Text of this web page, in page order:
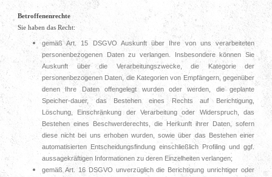
Betroffenenrechte
Sie haben das Recht:
gemäß Art. 15 DSGVO Auskunft über Ihre von uns verarbeiteten
personenbezogenen Daten zu verlangen. Insbesondere können Sie
Auskunft über die Verarbeitungszwecke, die Kategorie der
personenbezogenen Daten, die Kategorien von Empfängern, gegenüber
denen Ihre Daten offengelegt wurden oder werden, die geplante
Speicher-dauer, das Bestehen eines Rechts auf Berichtigung,
Löschung, Einschränkung der Verarbeitung oder Widerspruch, das
Bestehen eines Beschwerderechts, die Herkunft ihrer Daten, sofern
diese nicht bei uns erhoben wurden, sowie über das Bestehen einer
automatisierten Entscheidungsfindung einschließlich Profiling und ggf.
aussagekräftigen Informationen zu deren Einzelheiten verlangen;
gemäß Art. 16 DSGVO unverzüglich die Berichtigung unrichtiger oder